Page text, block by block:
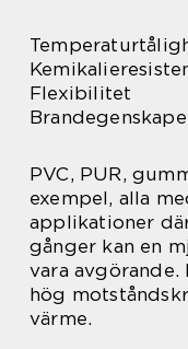
Flexibilitet
PVC, PUR,
exempel, alla
applikationer
gånger kan en
vara
hög
värme.